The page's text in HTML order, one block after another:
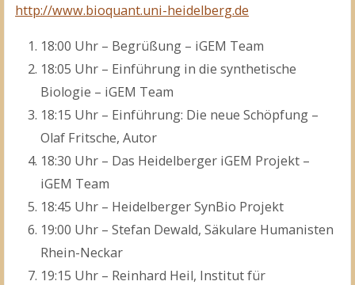
http://www.bioquant.uni-heidelberg.de
18:00 Uhr – Begrüßung – iGEM Team
18:05 Uhr – Einführung in die synthetische
Biologie – iGEM Team
18:15 Uhr – Einführung: Die neue Schöpfung –
Olaf Fritsche, Autor
18:30 Uhr – Das Heidelberger iGEM Projekt –
iGEM Team
18:45 Uhr – Heidelberger SynBio Projekt
19:00 Uhr – Stefan Dewald, Säkulare Humanisten
Rhein-Neckar
19:15 Uhr – Reinhard Heil, Institut für